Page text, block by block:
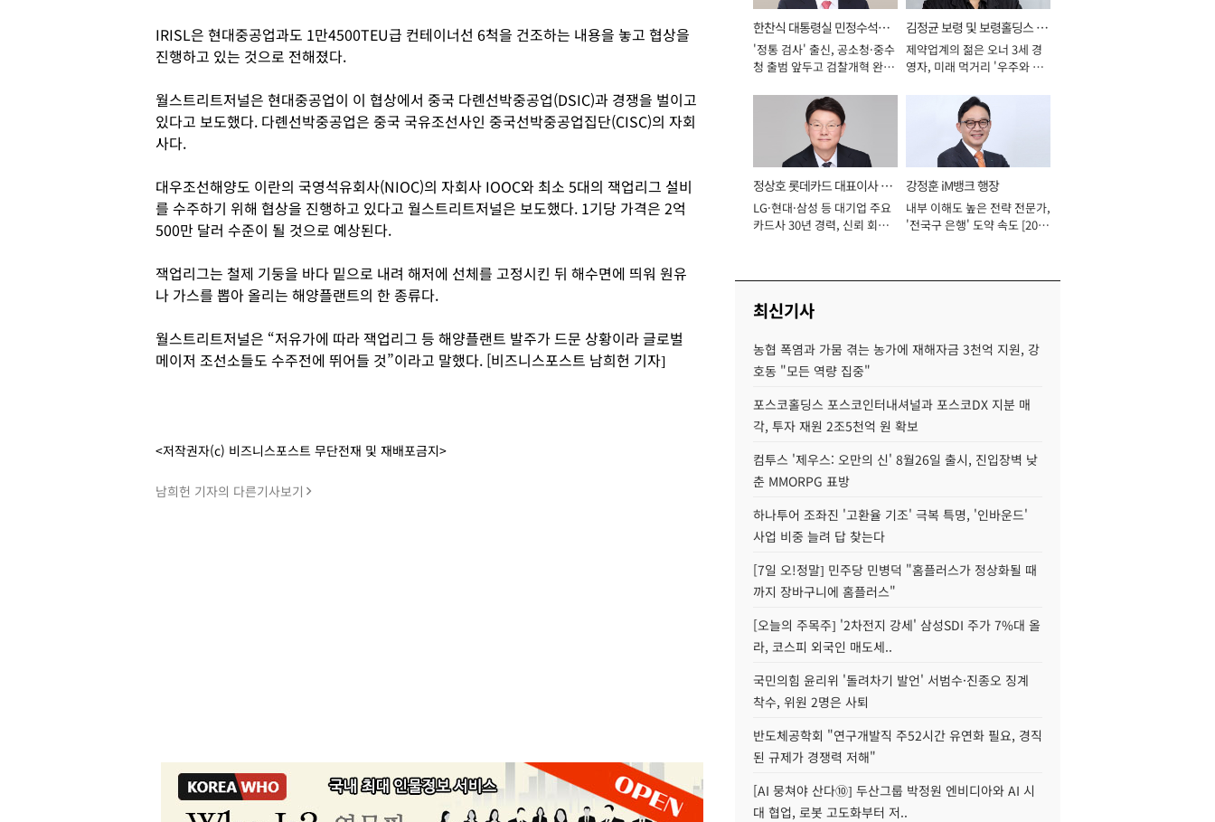
IRISL은 현대중공업과도 1만4500TEU급 컨테이너선 6척을 건조하는 내용을 놓고 협상을
진행하고 있는 것으로 전해졌다.
월스트리트저널은 현대중공업이 이 협상에서 중국 다롄선박중공업(DSIC)과 경쟁을 벌이고
있다고 보도했다. 다롄선박중공업은 중국 국유조선사인 중국선박중공업집단(CISC)의 자회
사다.
대우조선해양도 이란의 국영석유회사(NIOC)의 자회사 IOOC와 최소 5대의 잭업리그 설비
를 수주하기 위해 협상을 진행하고 있다고 월스트리트저널은 보도했다. 1기당 가격은 2억
500만 달러 수준이 될 것으로 예상된다.
잭업리그는 철제 기둥을 바다 밑으로 내려 해저에 선체를 고정시킨 뒤 해수면에 띄워 원유
나 가스를 뽑아 올리는 해양플랜트의 한 종류다.
월스트리트저널은 “저유가에 따라 잭업리그 등 해양플랜트 발주가 드문 상황이라 글로벌
메이저 조선소들도 수주전에 뛰어들 것”이라고 말했다. [비즈니스포스트 남희헌 기자]
<저작권자(c) 비즈니스포스트 무단전재 및 재배포금지>
남희헌 기자의 다른기사보기
한찬식 대통령실 민정수석비
서관
'정통 검사' 출신, 공소청·중수
청 출범 앞두고 검찰개혁 완수
김정균 보령 및 보령홀딩스 대
표이사 사장
제약업계의 젊은 오너 3세 경
영자, 미래 먹거리 '우주와 헬
정상호 롯데카드 대표이사 사
장
LG·현대·삼성 등 대기업 주요
카드사 30년 경력, 신뢰 회복
강정훈 iM뱅크 행장
내부 이해도 높은 전략 전문가,
'전국구 은행' 도약 속도 [2026
최신기사
농협 폭염과 가뭄 겪는 농가에 재해자금 3천억 지원, 강
호동 "모든 역량 집중"
포스코홀딩스 포스코인터내셔널과 포스코DX 지분 매
각, 투자 재원 2조5천억 원 확보
컴투스 '제우스: 오만의 신' 8월26일 출시, 진입장벽 낮
춘 MMORPG 표방
하나투어 조좌진 '고환율 기조' 극복 특명, '인바운드'
사업 비중 늘려 답 찾는다
[7일 오!정말] 민주당 민병덕 "홈플러스가 정상화될 때
까지 장바구니에 홈플러스"
[오늘의 주목주] '2차전지 강세' 삼성SDI 주가 7%대 올
라, 코스피 외국인 매도세..
국민의힘 윤리위 '돌려차기 발언' 서범수·진종오 징계
착수, 위원 2명은 사퇴
반도체공학회 "연구개발직 주52시간 유연화 필요, 경직
된 규제가 경쟁력 저해"
[AI 뭉쳐야 산다⑩] 두산그룹 박정원 엔비디아와 AI 시
대 협업, 로봇 고도화부터 저..